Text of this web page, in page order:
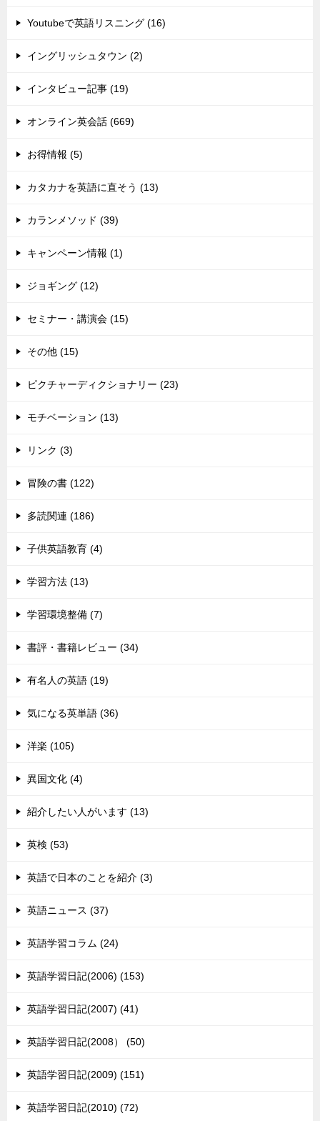
Youtubeで英語リスニング (16)
イングリッシュタウン (2)
インタビュー記事 (19)
オンライン英会話 (669)
お得情報 (5)
カタカナを英語に直そう (13)
カランメソッド (39)
キャンペーン情報 (1)
ジョギング (12)
セミナー・講演会 (15)
その他 (15)
ピクチャーディクショナリー (23)
モチベーション (13)
リンク (3)
冒険の書 (122)
多読関連 (186)
子供英語教育 (4)
学習方法 (13)
学習環境整備 (7)
書評・書籍レビュー (34)
有名人の英語 (19)
気になる英単語 (36)
洋楽 (105)
異国文化 (4)
紹介したい人がいます (13)
英検 (53)
英語で日本のことを紹介 (3)
英語ニュース (37)
英語学習コラム (24)
英語学習日記(2006) (153)
英語学習日記(2007) (41)
英語学習日記(2008） (50)
英語学習日記(2009) (151)
英語学習日記(2010) (72)